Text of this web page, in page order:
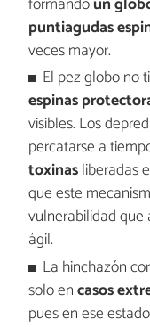
puntiagudas
veces mayor.
El pez globo no
espinas
visibles. Los
percatarse a
toxinasliberadas
que este
vulnerabilidad que
ágil.
La hinchazón
solo encasos
pues en ese